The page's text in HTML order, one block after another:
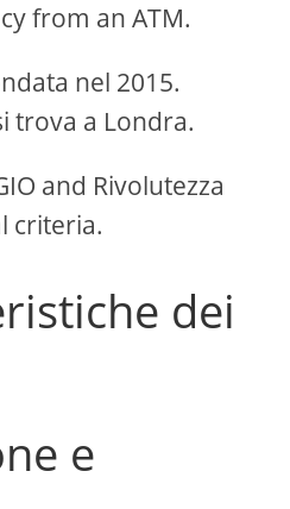
from an ATM.
nel 2015.
trova a Londra.
and Rivolutezza
criteria.
dei
e